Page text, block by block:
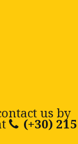
us by
(+30) 215